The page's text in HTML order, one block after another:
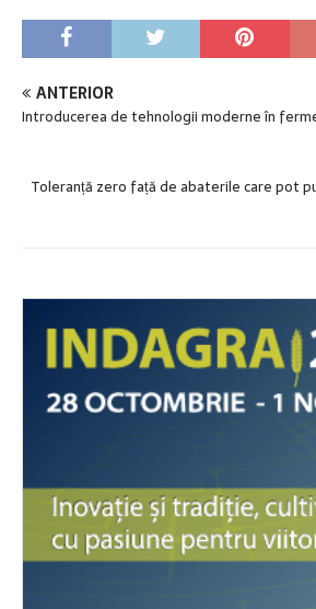
ANTERIOR
Introducerea de tehnologii moderne în
Toleranță zero față de abaterile care pot